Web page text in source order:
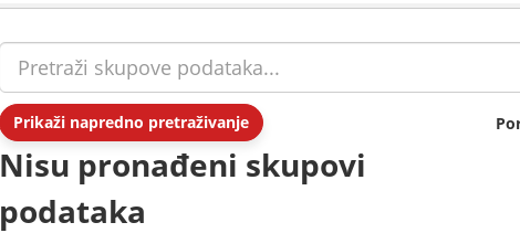
Prikaži napredno pretraživanje
Nisu pronađeni skupovi
podataka